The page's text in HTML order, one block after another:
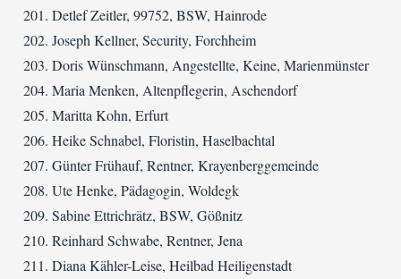
Detlef Zeitler, 99752, BSW, Hainrode
Joseph Kellner, Security, Forchheim
Doris Wünschmann, Angestellte, Keine, Marienmünster
Maria Menken, Altenpflegerin, Aschendorf
Maritta Kohn, Erfurt
Heike Schnabel, Floristin, Haselbachtal
Günter Frühauf, Rentner, Krayenberggemeinde
Ute Henke, Pädagogin, Woldegk
Sabine Ettrichrätz, BSW, Gößnitz
Reinhard Schwabe, Rentner, Jena
Diana Kähler-Leise, Heilbad Heiligenstadt